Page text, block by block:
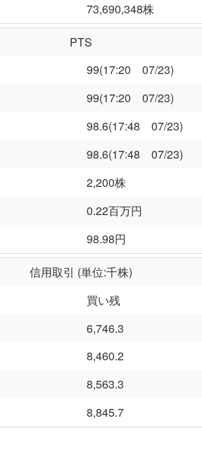
73,690,348株
PTS
99(17:20 07/23)
99(17:20 07/23)
98.6(17:48 07/23)
98.6(17:48 07/23)
2,200株
0.22百万円
98.98円
信用取引 (単位:千株)
買い残
6,746.3
8,460.2
8,563.3
8,845.7